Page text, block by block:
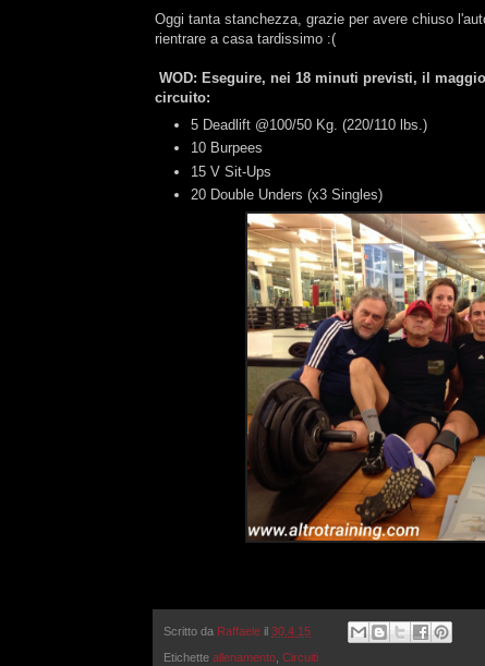
Oggi tanta stanchezza, grazie per avere chiuso
rientrare a casa tardissimo :(
WOD: Eseguire, nei 18 minuti previsti, il
circuito:
5 Deadlift @100/50 Kg. (220/110 lbs.)
10 Burpees
15 V Sit-Ups
20 Double Unders (x3 Singles)
Scritto da Raffaele il 30.4.15
Etichette allenamento Circuiti